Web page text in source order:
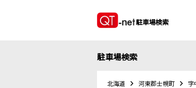
駐車場検索
駐車場検索
北海道 河東郡士幌町 字